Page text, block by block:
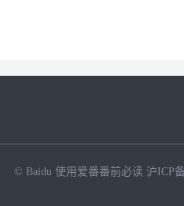
© Baidu 使用爱番番前必读 沪ICP